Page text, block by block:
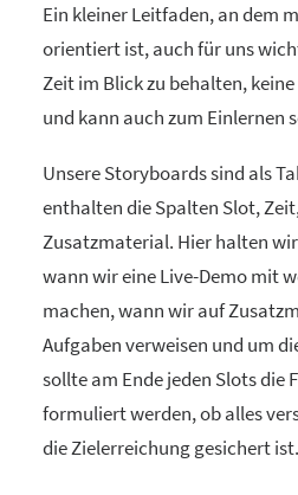
Ein kleiner Leitfaden, an dem
orientiert ist, auch für uns
Zeit im Blick zu behalten,
und kann auch zum Einlernen
Unsere Storyboards sind als
enthalten die Spalten Slot,
Zusatzmaterial. Hier halten
wann wir eine Live-Demo mit
machen, wann wir auf
Aufgaben verweisen und um
sollte am Ende jeden Slots die
formuliert werden, ob alles
die Zielerreichung gesichert ist.